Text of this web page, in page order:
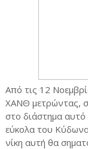
Από τις 12
ΧΑΝΘ μετρώντας,
στο διάστημα αυτό
εύκολα του
νίκη αυτή θα